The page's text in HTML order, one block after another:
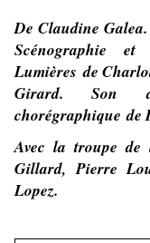
De Claudine
Scénographie
Lumières de
Girard. Son
chorégraphique de
Avec la troupe de
Gillard, Pierre
Lopez.